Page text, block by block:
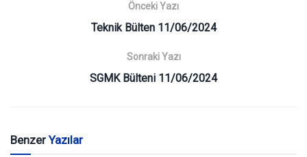
Önceki Yazı
Teknik Bülten 11/06/2024
Sonraki Yazı
SGMK Bülteni 11/06/2024
BenzerYazılar